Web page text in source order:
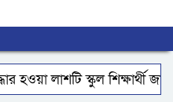
হওয়া লাশটি স্কুল শিক্ষার্থী